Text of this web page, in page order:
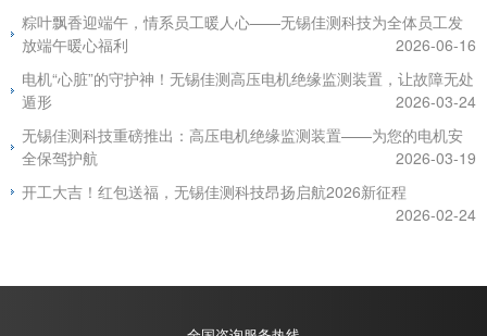
粽叶飘香迎端午，情系员工暖人心——无锡佳测科技为全体员工发
放端午暖心福利
2026-06-16
电机“心脏”的守护神！无锡佳测高压电机绝缘监测装置，让故障无处
遁形
2026-03-24
无锡佳测科技重磅推出：高压电机绝缘监测装置——为您的电机安
全保驾护航
2026-03-19
开工大吉！红包送福，无锡佳测科技昂扬启航2026新征程
2026-02-24